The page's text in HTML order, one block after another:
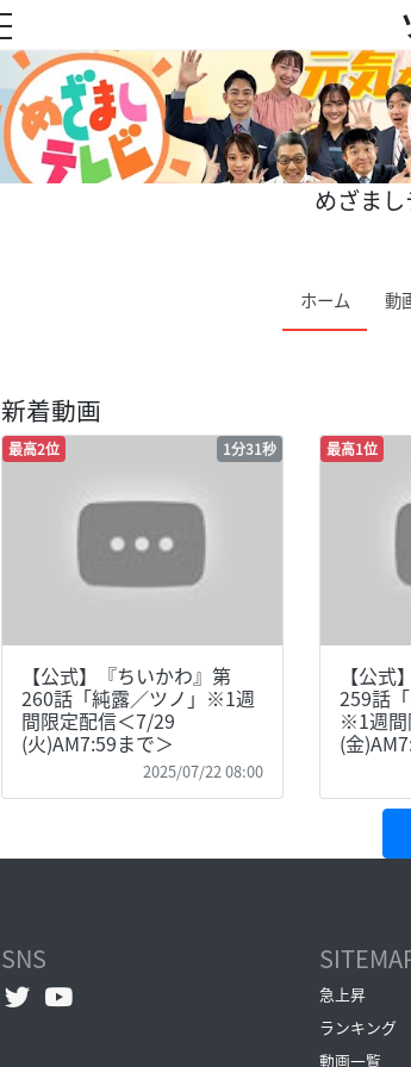
toggle navigation
めざま
ホーム 動
新着動画
最高2位 1分31秒
【公式】『ちいかわ』第
260話「純露／ツノ」※1週
間限定配信＜7/29
(火)AM7:59まで＞
2025/07/22 08:00
最高1位
【公
259話
※1週間
(金
SNS
急上昇
ランキング
動画一覧